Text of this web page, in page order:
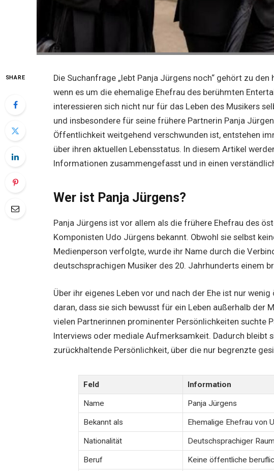
SHARE
Die Suchanfrage „lebt Panja Jürgens noch“ gehört zu
wenn es um die ehemalige Ehefrau des berühmten
interessieren sich nicht nur für das Leben des Musikers
und insbesondere für seine frühere Partnerin Panja
Öffentlichkeit weitgehend verschwunden ist, entstehen
über ihren aktuellen Lebensstatus. In diesem Artikel
Informationen zusammengefasst und in einen
Wer ist Panja Jürgens?
Panja Jürgens ist vor allem als die frühere Ehefrau des
Komponisten Udo Jürgens bekannt. Obwohl sie selbst
Medienperson verfolgte, wurde ihr Name durch die
deutschsprachigen Musiker des 20. Jahrhunderts einem
Über ihr eigenes Leben vor und nach der Ehe ist nur
daran, dass sie sich bewusst für ein Leben außerhalb der
vielen Partnerinnen prominenter Persönlichkeiten suchte
Interviews oder mediale Aufmerksamkeit. Dadurch bleibt
zurückhaltende Persönlichkeit, über die nur begrenzte
Feld Information
Name Panja Jürgens
Bekannt als Ehemalige Ehefrau von
Nationalität Deutschsprachiger
Beruf Keine öffentliche